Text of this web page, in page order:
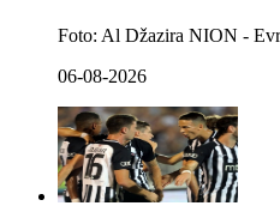
Foto: Al Džazira NION -
06-08-2026